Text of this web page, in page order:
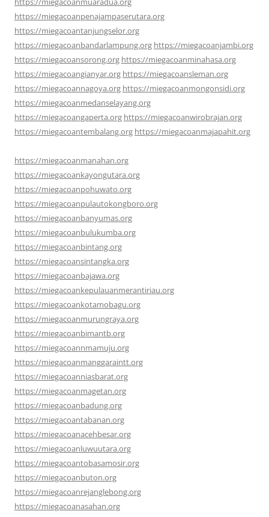
https://miegacoanpenajampaserutara.org
https://miegacoantanjungselor.org
https://miegacoanbandarlampung.org https://miegacoanjambi.org
https://miegacoansorong.org https://miegacoanminahasa.org
https://miegacoangianyar.org https://miegacoansleman.org
https://miegacoannagoya.org https://miegacoanmongonsidi.org
https://miegacoanmedanselayang.org
https://miegacoangaperta.org https://miegacoanwirobrajan.org
https://miegacoantembalang.org https://miegacoanmajapahit.org
https://miegacoanmanahan.org
https://miegacoankayongutara.org
https://miegacoanpohuwato.org
https://miegacoanpulautokongboro.org
https://miegacoanbanyumas.org
https://miegacoanbulukumba.org
https://miegacoanbintang.org
https://miegacoansintangka.org
https://miegacoanbajawa.org
https://miegacoankepulauanmerantiriau.org
https://miegacoankotamobagu.org
https://miegacoanmurungraya.org
https://miegacoanbimantb.org
https://miegacoannmamuju.org
https://miegacoanmanggaraintt.org
https://miegacoanniasbarat.org
https://miegacoanmagetan.org
https://miegacoanbadung.org
https://miegacoantabanan.org
https://miegacoanacehbesar.org
https://miegacoanluwuutara.org
https://miegacoantobasamosir.org
https://miegacoanbuton.org
https://miegacoanrejanglebong.org
https://miegacoanasahan.org